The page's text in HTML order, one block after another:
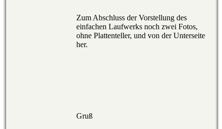
Zum Abschluss der Vorstellung des
einfachen Laufwerks noch zwei Fotos,
ohne Plattenteller, und von der Unterseite
her.
Gruß